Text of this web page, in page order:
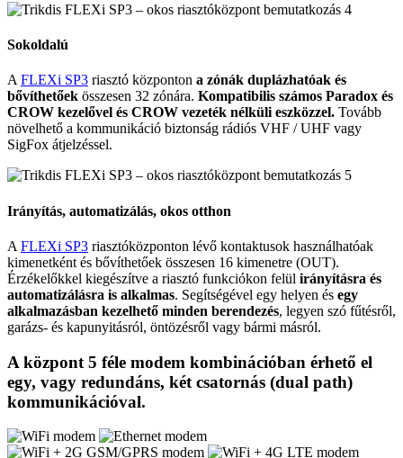
Sokoldalú
A FLEXi SP3 riasztó központon a zónák duplázhatóak és
bővíthetőek összesen 32 zónára. Kompatibilis számos Paradox és
CROW kezelővel és CROW vezeték nélküli eszközzel. Tovább
növelhető a kommunikáció biztonság rádiós VHF / UHF vagy
SigFox átjelzéssel.
Irányítás, automatizálás, okos otthon
A FLEXi SP3 riasztóközponton lévő kontaktusok használhatóak
kimenetként és bővíthetőek összesen 16 kimenetre (OUT).
Érzékelőkkel kiegészítve a riasztó funkciókon felül irányításra és
automatizálásra is alkalmas. Segítségével egy helyen és egy
alkalmazásban kezelhető minden berendezés, legyen szó fűtésről,
garázs- és kapunyitásról, öntözésről vagy bármi másról.
A központ 5 féle modem kombinációban érhető el
egy, vagy redundáns, két csatornás (dual path)
kommunikációval.